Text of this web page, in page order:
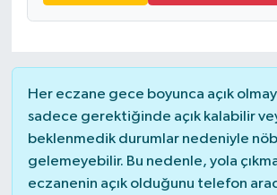
Her eczane gece boyunca açık
sadece gerektiğinde açık kalabilir
beklenmedik durumlar nedeniyle
gelemeyebilir. Bu nedenle, yola
eczanenin açık olduğunu telefon